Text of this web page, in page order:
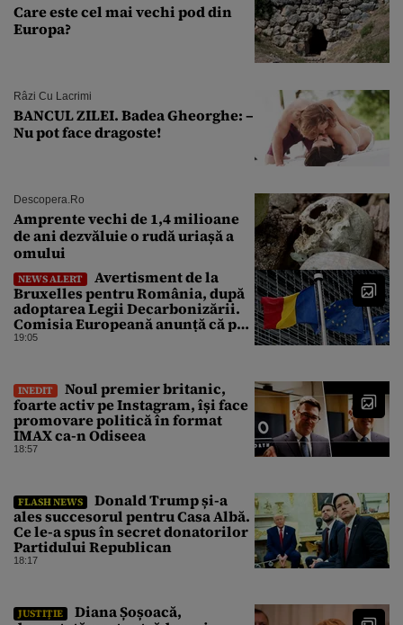
Care este cel mai vechi pod din
Europa?
Râzi Cu Lacrimi
BANCUL ZILEI. Badea Gheorghe: –
Nu pot face dragoste!
Descopera.ro
Amprente vechi de 1,4 milioane
de ani dezvăluie o rudă uriașă a
omului
NEWS ALERT
Avertisment de la
Bruxelles pentru România, după
adoptarea Legii Decarbonizării.
Comisia Europeană anunță că pot
fi „consecințe financiare”
19:05
INEDIT
Noul premier britanic,
foarte activ pe Instagram, își face
promovare politică în format
IMAX ca-n Odiseea
18:57
FLASH NEWS
Donald Trump și-a
ales succesorul pentru Casa Albă.
Ce le-a spus în secret donatorilor
Partidului Republican
18:17
JUSTIȚIE
Diana Șoșoacă,